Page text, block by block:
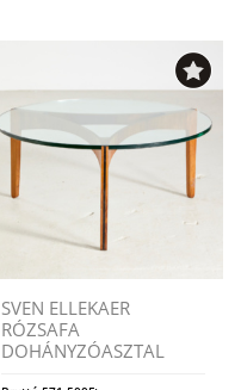
SVEN ELLEKAER
RÓZSAFA
DOHÁNYZÓASZTAL